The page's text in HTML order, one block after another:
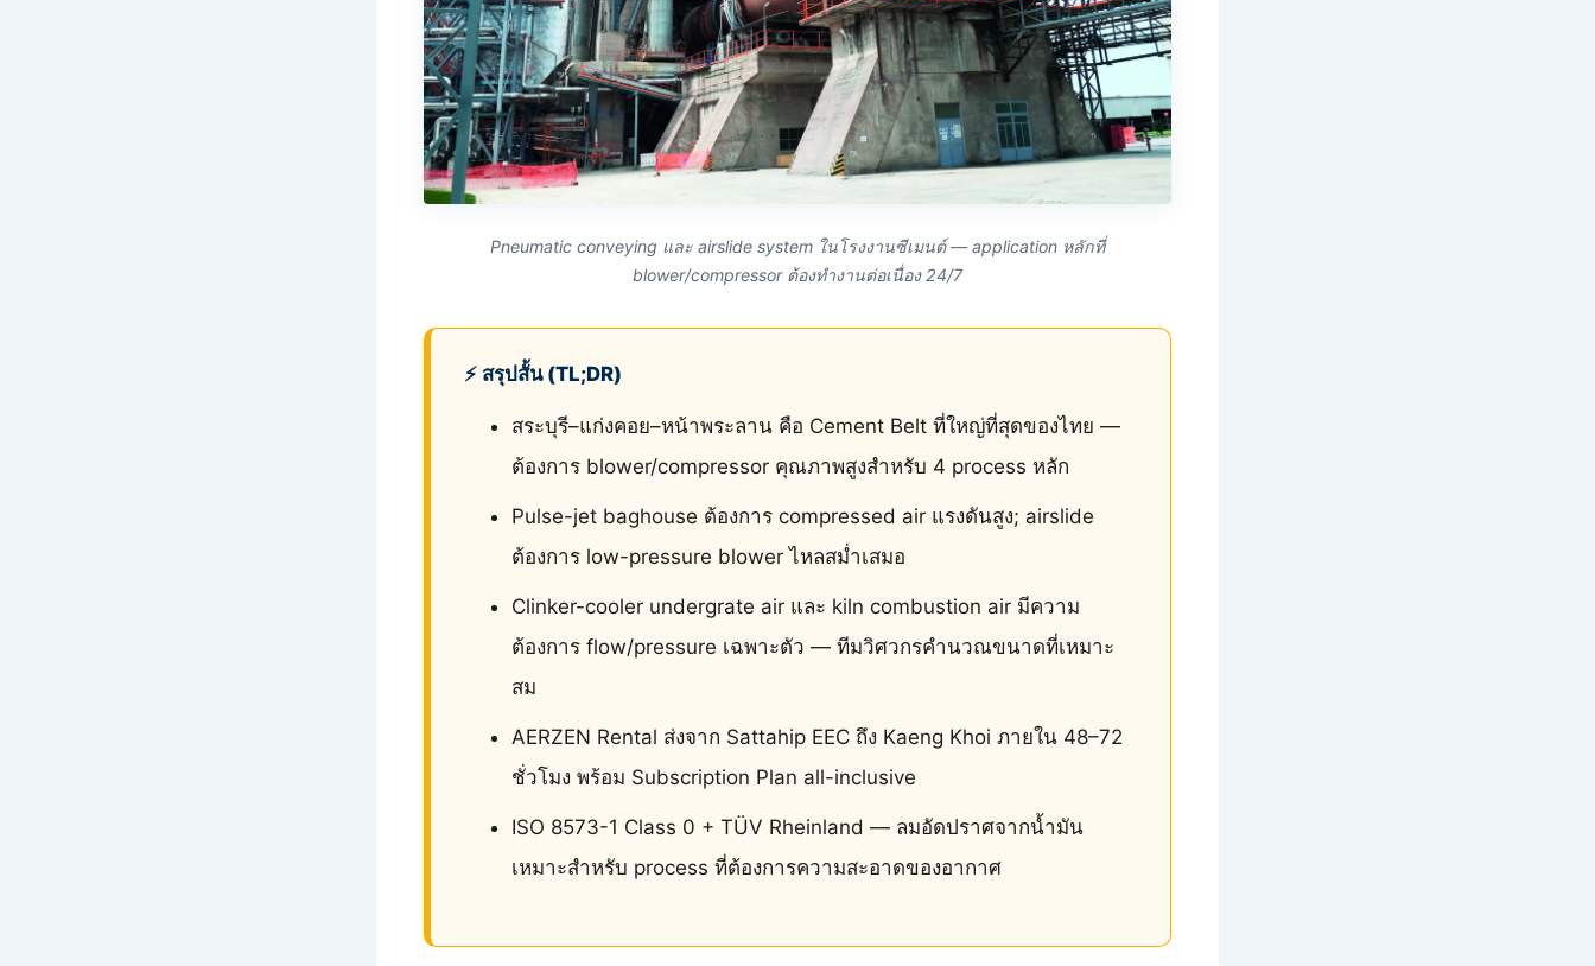
Pneumatic conveying และ airslide system ในโรงงานซีเมนต์ — application หลักที่
blower/compressor ต้องทำงานต่อเนื่อง 24/7
⚡ สรุปสั้น (TL;DR)
สระบุรี–แก่งคอย–หน้าพระลาน คือ Cement Belt ที่ใหญ่ที่สุดของไทย —
ต้องการ blower/compressor คุณภาพสูงสำหรับ 4 process หลัก
Pulse-jet baghouse ต้องการ compressed air แรงดันสูง; airslide
ต้องการ low-pressure blower ไหลสม่ำเสมอ
Clinker-cooler undergrate air และ kiln combustion air มีความ
ต้องการ flow/pressure เฉพาะตัว — ทีมวิศวกรคำนวณขนาดที่เหมาะ
สม
AERZEN Rental ส่งจาก Sattahip EEC ถึง Kaeng Khoi ภายใน 48–72
ชั่วโมง พร้อม Subscription Plan all-inclusive
ISO 8573-1 Class 0 + TÜV Rheinland — ลมอัดปราศจากน้ำมัน
เหมาะสำหรับ process ที่ต้องการความสะอาดของอากาศ